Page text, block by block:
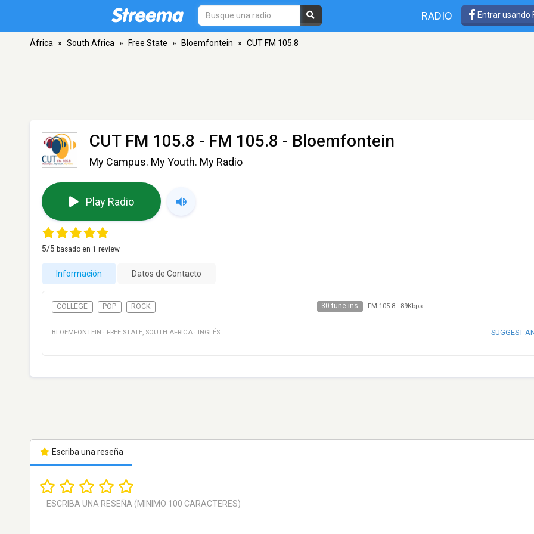
RADIO Entrar usando
África » South Africa » Free State » Bloemfontein » CUT FM 105.8
CUT FM 105.8 - FM 105.8 - Bloemfontein
My Campus. My Youth. My Radio
Play Radio
5/5 basado en 1 review.
Información Datos de Contacto
COLLEGE POP ROCK 30 tune ins FM 105.8- 89Kbps
BLOEMFONTEIN · FREE STATE, SOUTH AFRICA · INGLÉS SUGGEST
Escriba una reseña